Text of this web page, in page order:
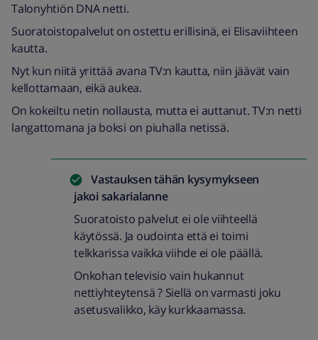
Talonyhtiön DNA netti.
Suoratoistopalvelut on ostettu erillisinä, ei Elisaviihteen
kautta.
Nyt kun niitä yrittää avana TV:n kautta, niin jäävät vain
kellottamaan, eikä aukea.
On kokeiltu netin nollausta, mutta ei auttanut. TV:n netti
langattomana ja boksi on piuhalla netissä.
Vastauksen tähän kysymykseen
jakoi sakarialanne
Suoratoisto palvelut ei ole viihteellä
käytössä. Ja oudointa että ei toimi
telkkarissa vaikka viihde ei ole päällä.
Onkohan televisio vain hukannut
nettiyhteytensä ? Siellä on varmasti joku
asetusvalikko, käy kurkkaamassa.